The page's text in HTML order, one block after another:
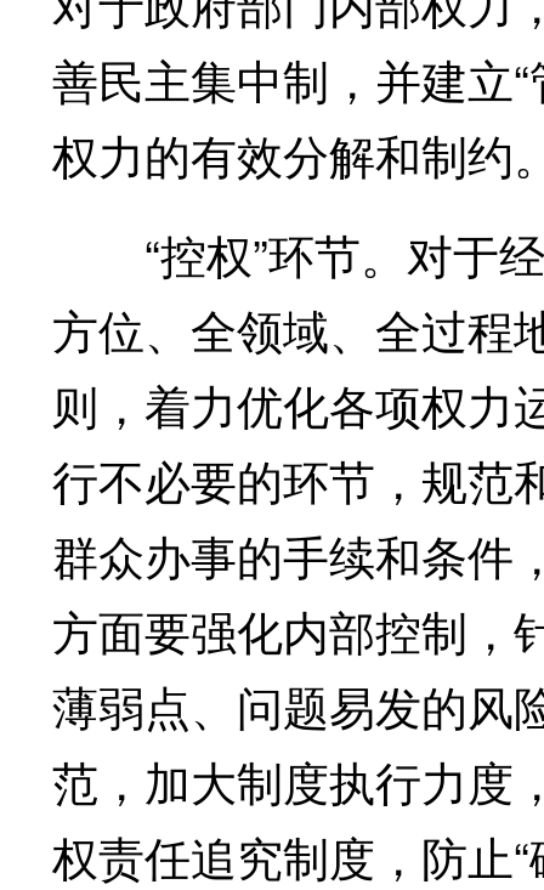
善民主集中制，并建立
权力的有效分解和制约
“控权”环节。对于经
方位、全领域、全过程
则，着力优化各项权力
行不必要的环节，规范
群众办事的手续和条件
方面要强化内部控制，
薄弱点、问题易发的风
范，加大制度执行力度
权责任追究制度，防止